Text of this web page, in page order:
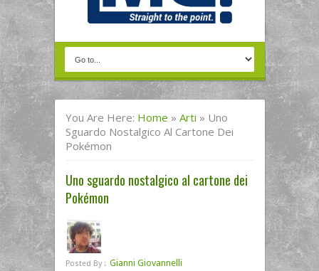
You Are Here: Home » Arti » Uno
Sguardo Nostalgico Al Cartone Dei
Pokémon
Uno sguardo nostalgico al cartone dei
Pokémon
Posted By : Gianni Giovannelli